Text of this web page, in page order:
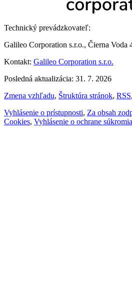
Technický prevádzkovateľ:
Galileo Corporation s.r.o., Čierna Voda
Kontakt: Galileo Corporation s.r.o.
Posledná aktualizácia: 31. 7. 2026
Zmena vzhľadu, Štruktúra stránok, RSS,
Vyhlásenie o prístupnosti, Za obsah
Cookies, Vyhlásenie o ochrane súkromia